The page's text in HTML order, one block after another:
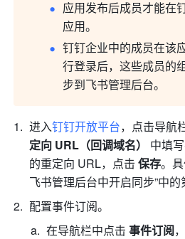
应用发布后成员才能在
应用。
钉钉企业中的成员在该
行登录后，这些成员的
步到飞书管理后台。
进入钉钉开放平台，点击导航
定向 URL（回调域名） 中填
的重定向 URL，点击 保存。
飞书管理后台中开启同步”中的
配置事件订阅。
在导航栏中点击 事件订阅